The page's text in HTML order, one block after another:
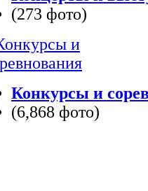
(273 фото)
Конкурсы и
(6,868 фото)